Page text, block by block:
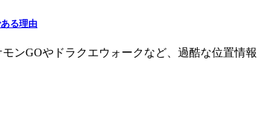
る理由
ンGOやドラクエウォークなど、過酷な位置情